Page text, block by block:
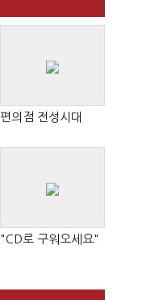
편의점 전성시대
"CD로 구워오세요"